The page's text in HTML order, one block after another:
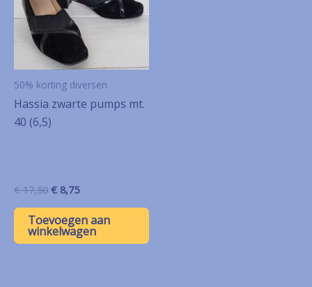
50% korting diversen
Hassia zwarte pumps mt.
40 (6,5)
€17,50 Oorspronkelijke
was:
€ 17,50.
€ 8,75Huidige
is:
€ 8,75.
Toevoegen aan
winkelwagen